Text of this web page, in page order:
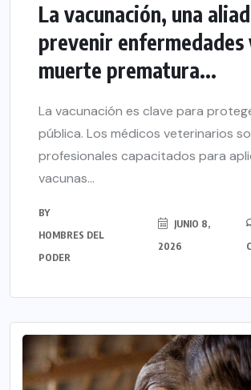
La vacunación, una
prevenir enfermedades
muerte prematura...
La vacunación es clave para
pública. Los médicos veterinarios
profesionales capacitados para
vacunas...
BY
HOMBRES DEL
PODER
JUNIO 8,
2026